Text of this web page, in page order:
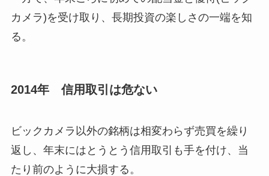
カメラ)を受け取り、長期投資の楽しさの一端を知
る。
2014年 信用取引は危ない
ビックカメラ以外の銘柄は相変わらず売買を繰り
返し、年末にはとうとう信用取引も手を付け、当
たり前のように大損する。